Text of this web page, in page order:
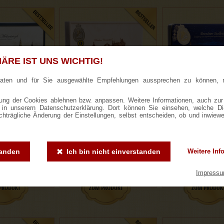
IST UNS WICHTIG!
und für Sie ausgewählte Empfehlungen aussprechen zu können,
der Cookies ablehnen bzw. anpassen. Weitere Informationen, auch
unserern Datenschutzerklärung. Dort können Sie einsehen, welche
Änderung der Einstellungen, selbst entscheiden, ob und
Ich bin nicht einverstanden Weitere
Mohnstriezel
1000g Dresdner Stollen® in
Holzkiste
1000g Dresdner
blauer